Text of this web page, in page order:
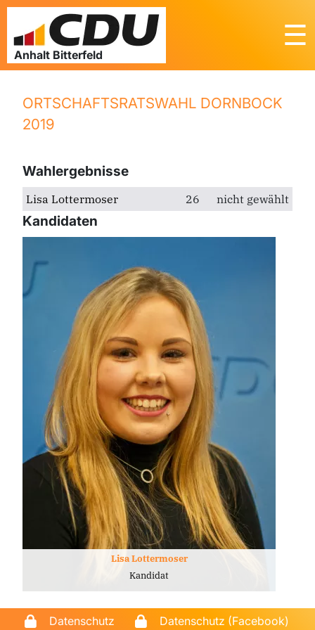
☰
ORTSCHAFTSRATSWAHL DORNBOCK
2019
Wahlergebnisse
Lisa Lottermoser 26 nicht gewählt
Kandidaten
Lisa Lottermoser
Kandidat
Datenschutz Datenschutz (Facebook)